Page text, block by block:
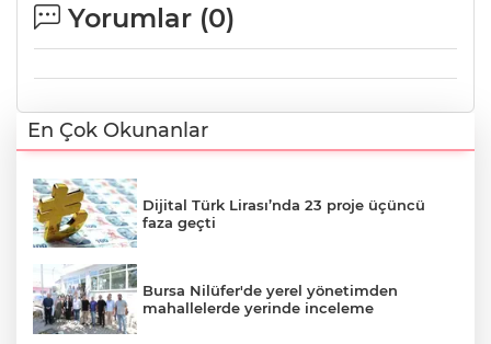
Yorumlar (0)
En Çok Okunanlar
Dijital Türk Lirası’nda 23 proje üçüncü
faza geçti
Bursa Nilüfer'de yerel yönetimden
mahallelerde yerinde inceleme